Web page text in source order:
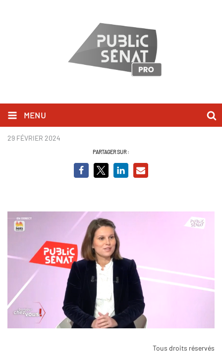
MENU
Marie Lebec.png
29 FÉVRIER 2024
PARTAGER SUR :
Tous droits réservés